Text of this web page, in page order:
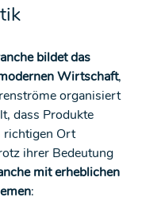
bildet das
Wirtschaft,
organisiert
dass Produkte
richtigen Ort
ihrer Bedeutung
mit erheblichen
: